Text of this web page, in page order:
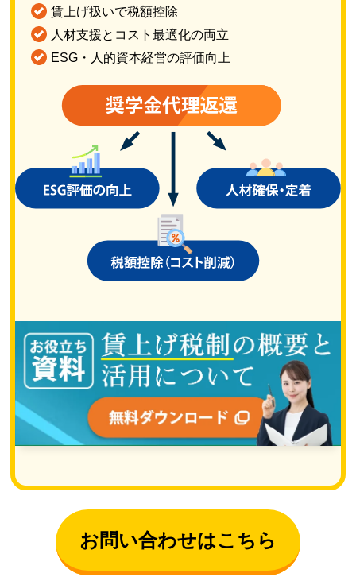
賃上げ扱いで税額控除
人材支援とコスト最適化の両立
ESG・人的資本経営の評価向上
お問い合わせはこちら